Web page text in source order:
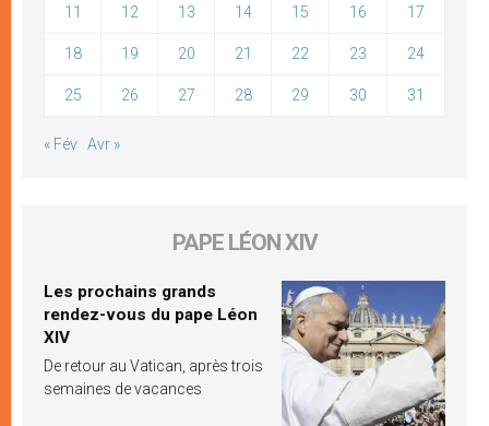
11 12 13 14 15 16 17
18 19 20 21 22 23 24
25 26 27 28 29 30 31
« Fév Avr »
PAPE LÉON XIV
Les prochains grands
rendez-vous du pape Léon
XIV
De retour au Vatican, après trois
semaines de vacances